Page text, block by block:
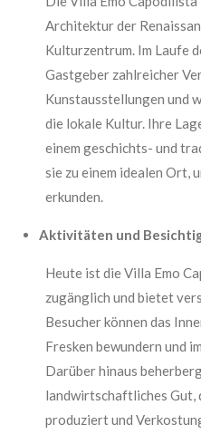
Architektur der
Kulturzentrum. Im Laufe
Gastgeber zahlreicher
Kunstausstellungen und
die lokale Kultur. Ihre
einem geschichts- und
sie zu einem idealen Ort,
erkunden.
Aktivitäten und
Heute ist die Villa Emo
zugänglich und bietet
Besucher können das
Fresken bewundern und
Darüber hinaus
landwirtschaftliches Gut,
produziert und